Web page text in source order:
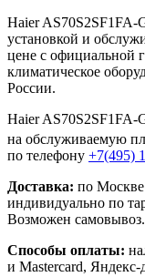
Haier AS70S2SF1FA-
установкой и
цене с официальной
климатическое
России.
Haier
на обслуживаемую
по телефону +7(495)
Доставка: по
индивидуально по
Возможен самовывоз.
Способы оплаты:
и Mastercard, Яндекс-